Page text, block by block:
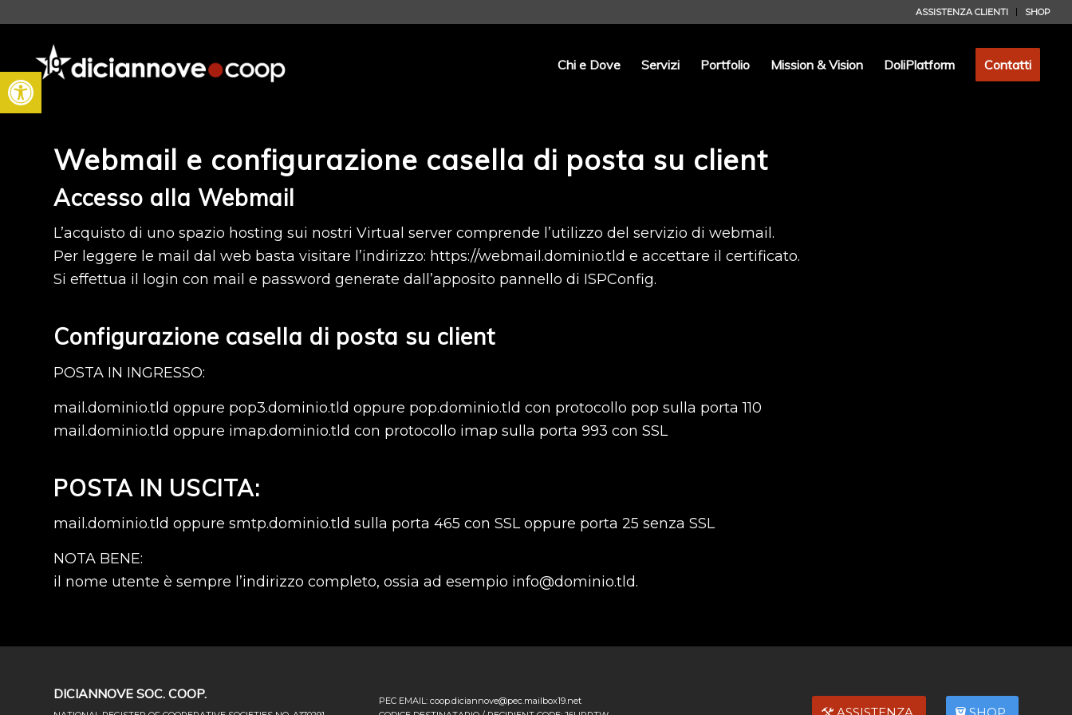
Apri la barra degli strumenti
ASSISTENZA CLIENTI SHOP
Chi e Dove Servizi Portfolio Mission & Vision DoliPlatform Contatti
Webmail e configurazione casella di posta su client
Accesso alla Webmail
L’acquisto di uno spazio hosting sui nostri Virtual server comprende l’utilizzo del servizio di webmail.
Per leggere le mail dal web basta visitare l’indirizzo: https://webmail.dominio.tld e accettare il certificato.
Si effettua il login con mail e password generate dall’apposito pannello di ISPConfig.
Configurazione casella di posta su client
POSTA IN INGRESSO:
mail.dominio.tld oppure pop3.dominio.tld oppure pop.dominio.tld con protocollo pop sulla porta 110
mail.dominio.tld oppure imap.dominio.tld con protocollo imap sulla porta 993 con SSL
POSTA IN USCITA:
mail.dominio.tld oppure smtp.dominio.tld sulla porta 465 con SSL oppure porta 25 senza SSL
NOTA BENE:
il nome utente è sempre l’indirizzo completo, ossia ad esempio info@dominio.tld.
DICIANNOVE SOC. COOP.
PEC EMAIL: coop.diciannove@pec.mailbox19.net